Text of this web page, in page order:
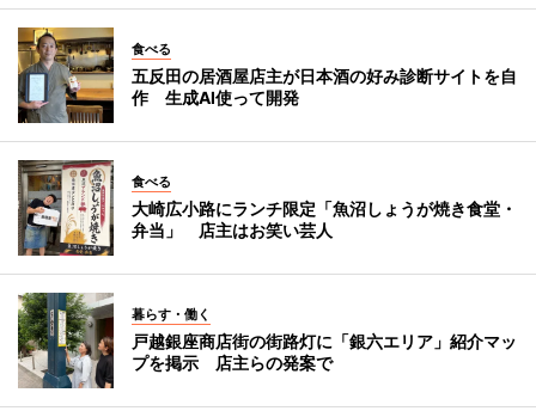
食べる
五反田の居酒屋店主が日本酒の好み診断サイトを自
作 生成AI使って開発
食べる
大崎広小路にランチ限定「魚沼しょうが焼き食堂・
弁当」 店主はお笑い芸人
暮らす・働く
戸越銀座商店街の街路灯に「銀六エリア」紹介マッ
プを掲示 店主らの発案で